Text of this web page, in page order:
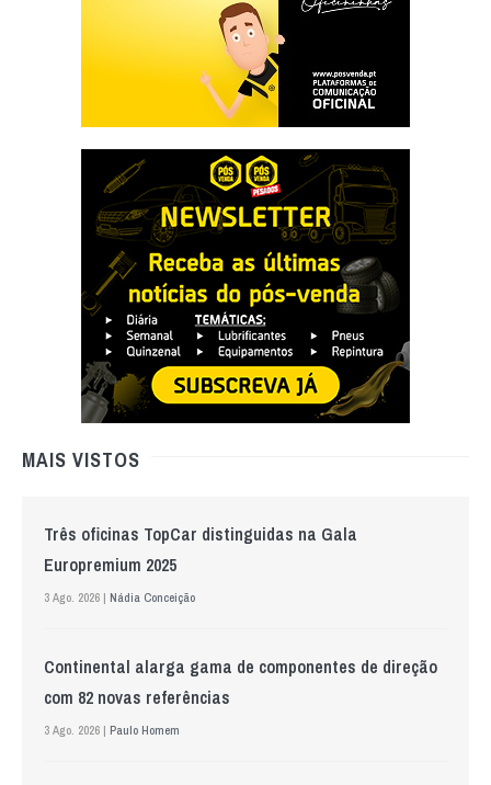
MAIS VISTOS
Três oficinas TopCar distinguidas na Gala
Europremium 2025
3 Ago. 2026 | Nádia Conceição
Continental alarga gama de componentes de direção
com 82 novas referências
3 Ago. 2026 | Paulo Homem